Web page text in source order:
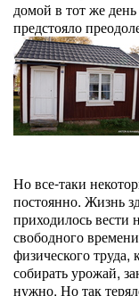
домой в тот же
предстояло
Но все-таки
постоянно. Жизнь
приходилось вести
свободного
физического труда,
собирать урожай,
нужно. Но так